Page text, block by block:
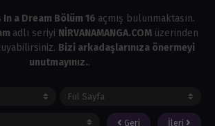
In a Dream Bölüm 16 açmış bulunmaktasın.
adlı seriyi NİRVANAMANGA.COM üzerinden
Bizi arkadaşlarınıza önermeyi
unutmayınız..
Geri İleri